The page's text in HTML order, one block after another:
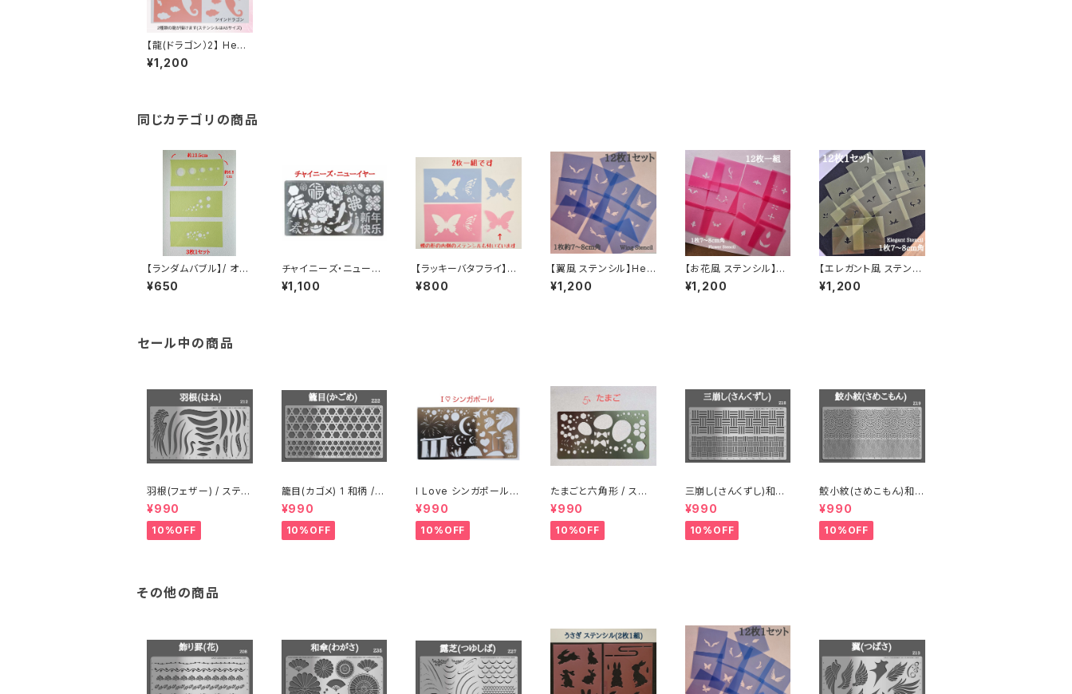
【龍(ドラゴン）2】 HeAR
T GARDENオリジナル
ステンシル
¥1,200
同じカテゴリの商品
【ランダムバブル】/ オリ
ジナルステンシル～丸
たち～
¥650
チャイニーズ・ニューイ
ヤー / 24ステンレス製
ステンシル
¥1,100
【ラッキーバタフライ】ワ
ークショップに最適！HG
オリジナルステンシル
¥800
【翼風 ステンシル】HeA
RT GARDENオリジナ
ルステンシル
¥1,200
【お花風 ステンシル】H
eART GARDENオリジ
ナルステンシル
¥1,200
【エレガント風 ステンシ
ル】HeART GARDEN
オリジナルステンシル
¥1,200
セール中の商品
羽根(フェザー) / ステン
レス製ステンシル(z12)
¥990
10%OFF
籠目(カゴメ) 1 和柄 /
ステンレス製ステンシル
(z22)
¥990
10%OFF
I Love シンガポール /
ステンレス製ステンシル
(ap14)
¥990
10%OFF
たまごと六角形 / ステ
ンレス製ステンシル(ap
05)
¥990
10%OFF
三崩し(さんくずし)和柄
/ ステンレス製ステンシ
ル(z18)
¥990
10%OFF
鮫小紋(さめこもん)和柄
/ ステンレス製ステンシ
ル(z19)
¥990
10%OFF
その他の商品